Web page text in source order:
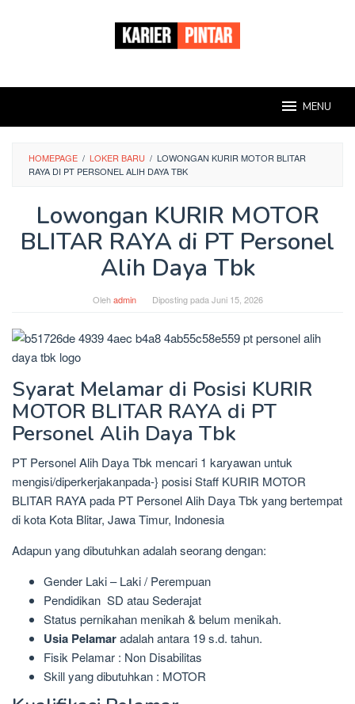
MENU
HOMEPAGE / LOKER BARU / LOWONGAN KURIR MOTOR BLITAR
RAYA DI PT PERSONEL ALIH DAYA TBK
Lowongan KURIR MOTOR
BLITAR RAYA di PT Personel
Alih Daya Tbk
Olehadmin Diposting pada Juni 15, 2026
Syarat Melamar di Posisi KURIR
MOTOR BLITAR RAYA di PT
Personel Alih Daya Tbk
PT Personel Alih Daya Tbk mencari 1 karyawan untuk
mengisi/diperkerjakanpada-} posisi Staff KURIR MOTOR
BLITAR RAYA pada PT Personel Alih Daya Tbk yang bertempat
di kota Kota Blitar, Jawa Timur, Indonesia
Adapun yang dibutuhkan adalah seorang dengan:
Gender Laki – Laki / Perempuan
Pendidikan SD atau Sederajat
Status pernikahan menikah & belum menikah.
Usia Pelamaradalah antara 19 s.d. tahun.
Fisik Pelamar : Non Disabilitas
Skill yang dibutuhkan : MOTOR